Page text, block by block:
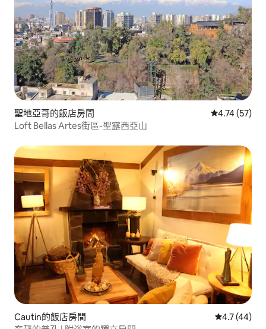
聖地亞哥的飯店房間 從 57 則評價
4.74 (57)
Loft Bellas Artes街區-聖露西亞山
Cautin的飯店房間 從 44 則評
4.7 (44)